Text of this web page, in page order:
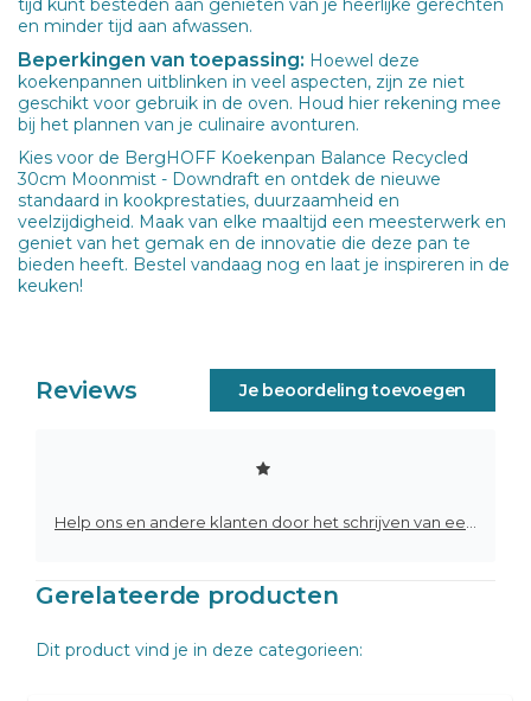
tijd kunt besteden aan genieten van je heerlijke gerechten
en minder tijd aan afwassen.
Beperkingen van toepassing: Hoewel deze
koekenpannen uitblinken in veel aspecten, zijn ze niet
geschikt voor gebruik in de oven. Houd hier rekening mee
bij het plannen van je culinaire avonturen.
Kies voor de BergHOFF Koekenpan Balance Recycled
30cm Moonmist - Downdraft en ontdek de nieuwe
standaard in kookprestaties, duurzaamheid en
veelzijdigheid. Maak van elke maaltijd een meesterwerk en
geniet van het gemak en de innovatie die deze pan te
bieden heeft. Bestel vandaag nog en laat je inspireren in de
keuken!
Reviews Je beoordeling toevoegen
Gerelateerde producten
Dit product vind je in deze categorieen: